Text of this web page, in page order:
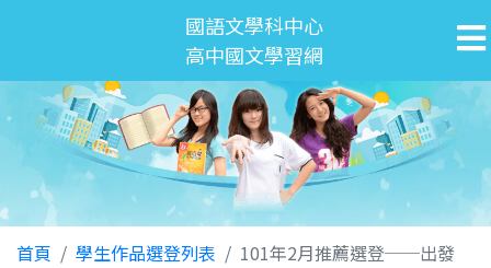
國語文學科中心
高中國文學習網
首頁 學生作品選登列表 101年2月推薦選登──出發